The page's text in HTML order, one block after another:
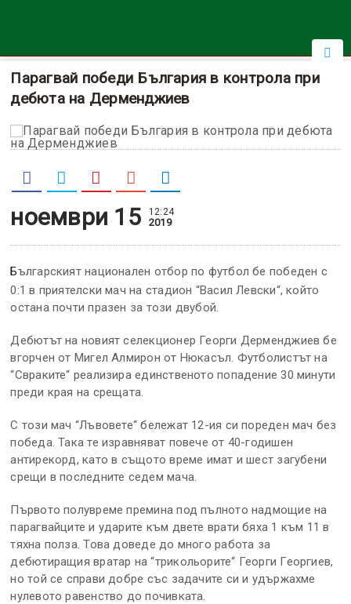
Парагвай победи България в контрола при
дебюта на Дерменджиев
ноември 15 12:24
2019
Българският национален отбор по футбол бе победен с
0:1 в приятелски мач на стадион “Васил Левски“, който
остана почти празен за този двубой.
Дебютът на новият селекционер Георги Дерменджиев бе
вгорчен от Мигел Алмирон от Нюкасъл. Футболистът на
“Свраките“ реализира единственото попадение 30 минути
преди края на срещата.
С този мач “Лъвовете“ бележат 12-ия си пореден мач без
победа. Така те изравняват повече от 40-годишен
антирекорд, като в същото време имат и шест загубени
срещи в последните седем мача.
Първото полувреме премина под пълното надмощие на
парагвайците и ударите към двете врати бяха 1 към 11 в
тяхна полза. Това доведе до много работа за
дебютиращия вратар на “трикольорите“ Георги Георгиев,
но той се справи добре със задачите си и удържахме
нулевото равенство до почивката.